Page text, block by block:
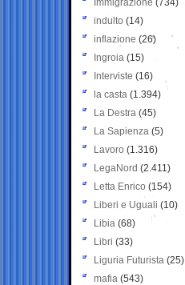
Immigrazione (734)
indulto (14)
inflazione (26)
Ingroia (15)
Interviste (16)
la casta (1.394)
La Destra (45)
La Sapienza (5)
Lavoro (1.316)
LegaNord (2.411)
Letta Enrico (154)
Liberi e Uguali (10)
Libia (68)
Libri (33)
Liguria Futurista (25)
mafia (543)